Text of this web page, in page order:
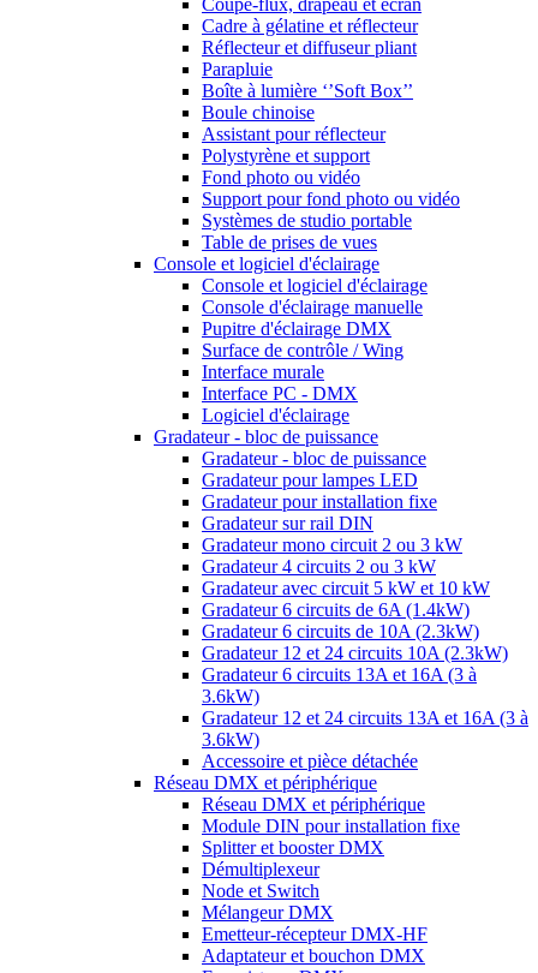
Coupe-flux, drapeau et écran
Cadre à gélatine et réflecteur
Réflecteur et diffuseur pliant
Parapluie
Boîte à lumière ‘’Soft Box’’
Boule chinoise
Assistant pour réflecteur
Polystyrène et support
Fond photo ou vidéo
Support pour fond photo ou vidéo
Systèmes de studio portable
Table de prises de vues
Console et logiciel d'éclairage
Console et logiciel d'éclairage
Console d'éclairage manuelle
Pupitre d'éclairage DMX
Surface de contrôle / Wing
Interface murale
Interface PC - DMX
Logiciel d'éclairage
Gradateur - bloc de puissance
Gradateur - bloc de puissance
Gradateur pour lampes LED
Gradateur pour installation fixe
Gradateur sur rail DIN
Gradateur mono circuit 2 ou 3 kW
Gradateur 4 circuits 2 ou 3 kW
Gradateur avec circuit 5 kW et 10 kW
Gradateur 6 circuits de 6A (1.4kW)
Gradateur 6 circuits de 10A (2.3kW)
Gradateur 12 et 24 circuits 10A (2.3kW)
Gradateur 6 circuits 13A et 16A (3 à
3.6kW)
Gradateur 12 et 24 circuits 13A et 16A (3 à
3.6kW)
Accessoire et pièce détachée
Réseau DMX et périphérique
Réseau DMX et périphérique
Module DIN pour installation fixe
Splitter et booster DMX
Démultiplexeur
Node et Switch
Mélangeur DMX
Emetteur-récepteur DMX-HF
Adaptateur et bouchon DMX